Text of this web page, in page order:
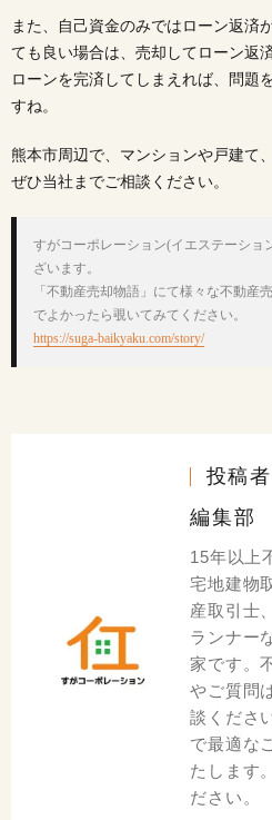
また、自己資金のみではローン返済
ても良い場合は、売却してローン返
ローンを完済してしまえれば、問題
すね。
熊本市周辺で、マンションや戸建て
ぜひ当社までご相談ください。
すがコーポレーション(イエステーショ
ざいます。
「不動産売却物語」にて様々な不動産
https://suga-baikyaku.com/story/
投稿者
編集部
15年以上
宅地建物
産取引士
ランナー
家です。
やご質問
談くださ
で最適な
たします
ださい。